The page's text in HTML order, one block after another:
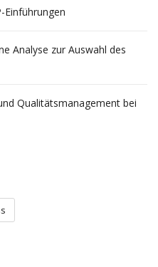
Einführungen
Analyse zur Auswahl des
Qualitätsmanagement bei